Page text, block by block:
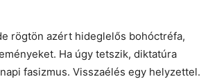
rögtön azért hideglelős bohóctréfa,
Ha úgy tetszik, diktatúra
fasizmus. Visszaélés egy helyzettel.